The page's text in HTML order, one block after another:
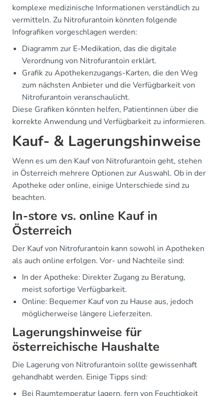
komplexe medizinische Informationen verständlich zu
vermitteln. Zu Nitrofurantoin könnten folgende
Infografiken vorgeschlagen werden:
Diagramm zur E-Medikation, das die digitale
Verordnung von Nitrofurantoin erklärt.
Grafik zu Apothekenzugangs-Karten, die den Weg
zum nächsten Anbieter und die Verfügbarkeit von
Nitrofurantoin veranschaulicht.
Diese Grafiken könnten helfen, Patientinnen über die
korrekte Anwendung und Verfügbarkeit zu informieren.
Kauf- & Lagerungshinweise
Wenn es um den Kauf von Nitrofurantoin geht, stehen
in Österreich mehrere Optionen zur Auswahl. Ob in der
Apotheke oder online, einige Unterschiede sind zu
beachten.
In-store vs. online Kauf in
Österreich
Der Kauf von Nitrofurantoin kann sowohl in Apotheken
als auch online erfolgen. Vor- und Nachteile sind:
In der Apotheke: Direkter Zugang zu Beratung,
meist sofortige Verfügbarkeit.
Online: Bequemer Kauf von zu Hause aus, jedoch
möglicherweise längere Lieferzeiten.
Lagerungshinweise für
österreichische Haushalte
Die Lagerung von Nitrofurantoin sollte gewissenhaft
gehandhabt werden. Einige Tipps sind:
Bei Raumtemperatur lagern, fern von Feuchtigkeit